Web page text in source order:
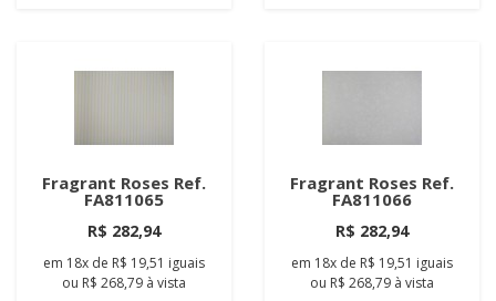
Fragrant Roses Ref.
FA811065
R$ 282,94
em 18x de R$ 19,51 iguais
ou R$ 268,79 à vista
Fragrant Roses Ref.
FA811066
R$ 282,94
em 18x de R$ 19,51 iguais
ou R$ 268,79 à vista